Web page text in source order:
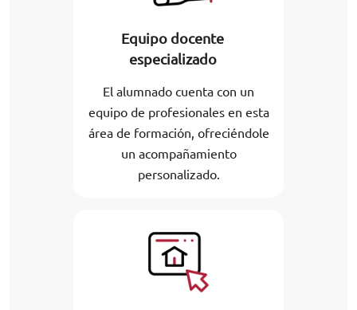
Equipo docente
especializado
El alumnado cuenta con un
equipo de profesionales en esta
área de formación, ofreciéndole
un acompañamiento
personalizado.